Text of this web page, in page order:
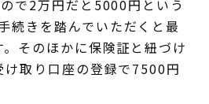
で2万円だと5000円という
続きを踏んでいただくと最
そのほかに保険証と紐づけ
取り口座の登録で7500円